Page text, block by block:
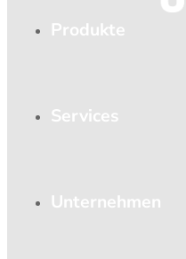
Produkte
Services
Unternehmen